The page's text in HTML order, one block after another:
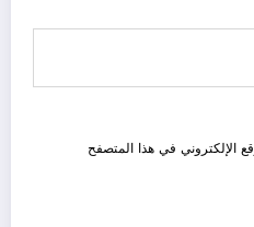
الإلكتروني في هذا المتصفح